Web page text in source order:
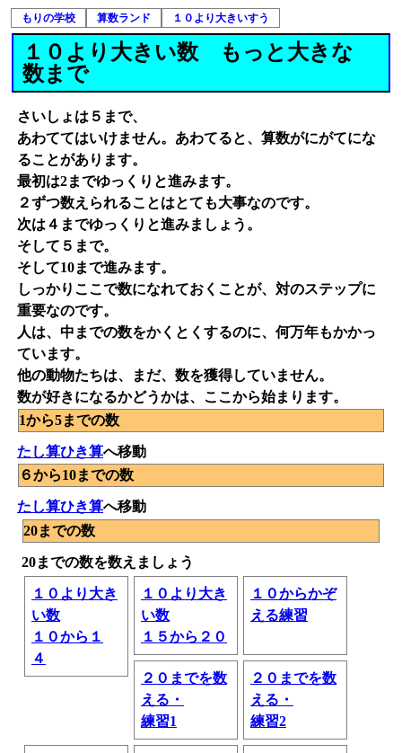
もりの学校 算数ランド １０より大きいすう
１０より大きい数 もっと大きな
数まで
さいしょは５まで、
あわててはいけません。あわてると、算数がにがてにな
ることがあります。
最初は2までゆっくりと進みます。
２ずつ数えられることはとても大事なのです。
次は４までゆっくりと進みましょう。
そして５まで。
そして10まで進みます。
しっかりここで数になれておくことが、対のステップに
重要なのです。
人は、中までの数をかくとくするのに、何万年もかかっ
ています。
他の動物たちは、まだ、数を獲得していません。
数が好きになるかどうかは、ここから始まります。
1から5までの数
たし算ひき算へ移動
６から10までの数
たし算ひき算へ移動
20までの数
20までの数を数えましょう
１０より大き
い数
１０から１
４
１０より大き
い数
１５から２０
１０からかぞ
える練習
２０までを数
える・
練習1
２０までを数
える・
練習2